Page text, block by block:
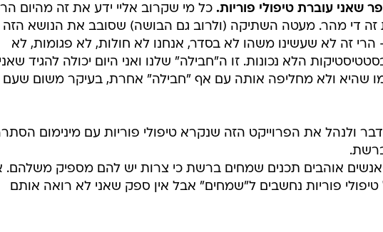
שאני עוברת טיפולי פוריות. כל מי שקרוב אליי ידע את זה מהיום
זה די מהר. מעטה השתיקה (ולרוב גם הבושה) שסובב את הנושא הזה
הרי זה לא שעשינו משהו לא בסדר, אנחנו לא חולות, לא פגומות, לא
הלא נכונות. זו ה"חבילה" שלנו ואני היום יכולה להגיד
שהיא ולא מחליפה אותה עם אף "חבילה" אחרת, בעיקר משום שעם
ולנהל את הפרוייקט הזה שנקרא טיפולי פוריות עם מינימום
אוהבים תכנים שמחים ברשת כי צרות יש להם מספיק משלהם.
טיפולי פוריות נחשבים ל"שמחים" אבל אין ספק שאני לא רואה אותם